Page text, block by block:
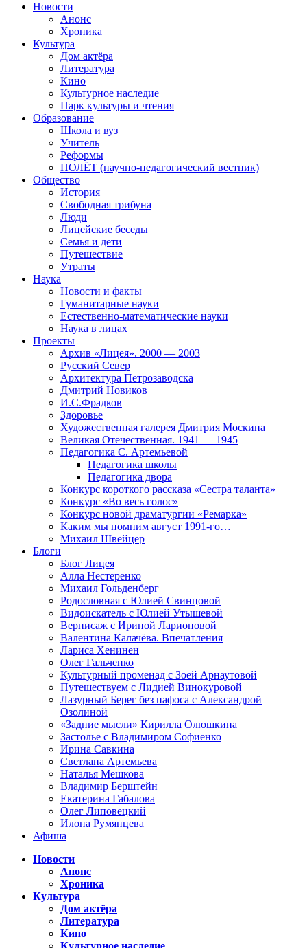
Новости
Анонс
Хроника
Культура
Дом актёра
Литература
Кино
Культурное наследие
Парк культуры и чтения
Образование
Школа и вуз
Учитель
Реформы
ПОЛЁТ (научно-педагогический вестник)
Общество
История
Свободная трибуна
Люди
Лицейские беседы
Семья и дети
Путешествие
Утраты
Наука
Новости и факты
Гуманитарные науки
Естественно-математические науки
Наука в лицах
Проекты
Архив «Лицея». 2000 — 2003
Русский Север
Архитектура Петрозаводска
Дмитрий Новиков
И.С.Фрадков
Здоровье
Художественная галерея Дмитрия Москина
Великая Отечественная. 1941 — 1945
Педагогика С. Артемьевой
Педагогика школы
Педагогика двора
Конкурс короткого рассказа «Сестра таланта»
Конкурс «Во весь голос»
Конкурс новой драматургии «Ремарка»
Каким мы помним август 1991-го…
Михаил Швейцер
Блоги
Блог Лицея
Алла Нестеренко
Михаил Гольденберг
Родословная с Юлией Свинцовой
Видоискатель с Юлией Утышевой
Вернисаж с Ириной Ларионовой
Валентина Калачёва. Впечатления
Лариса Хенинен
Олег Гальченко
Культурный променад с Зоей Арнаутовой
Путешествуем с Лидией Винокуровой
Лазурный Берег без пафоса с Александрой
Озолиной
«Задние мысли» Кирилла Олюшкина
Застолье с Владимиром Софиенко
Ирина Савкина
Светлана Артемьева
Наталья Мешкова
Владимир Берштейн
Екатерина Габалова
Олег Липовецкий
Илона Румянцева
Афиша
Новости
Анонс
Хроника
Культура
Дом актёра
Литература
Кино